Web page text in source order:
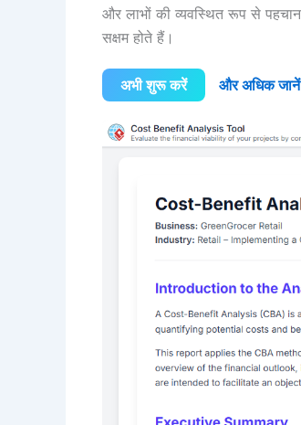
और लाभों की व्यवस्थित रूप से
सक्षम होते हैं।
अभी शुरू करें और अधिक जानें